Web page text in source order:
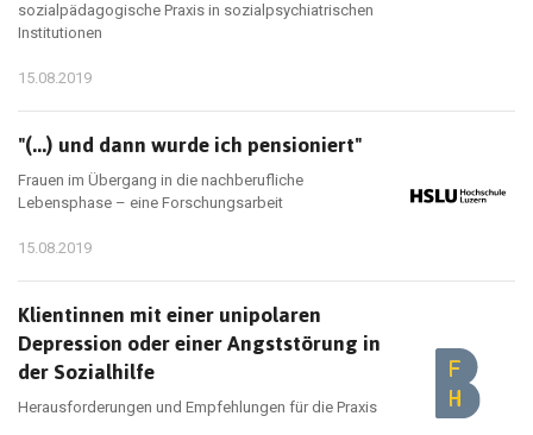
sozialpädagogische Praxis in sozialpsychiatrischen
Institutionen
15.08.2019
"(...) und dann wurde ich pensioniert"
Frauen im Übergang in die nachberufliche
Lebensphase – eine Forschungsarbeit
15.08.2019
Klientinnen mit einer unipolaren
Depression oder einer Angststörung in
der Sozialhilfe
Herausforderungen und Empfehlungen für die Praxis